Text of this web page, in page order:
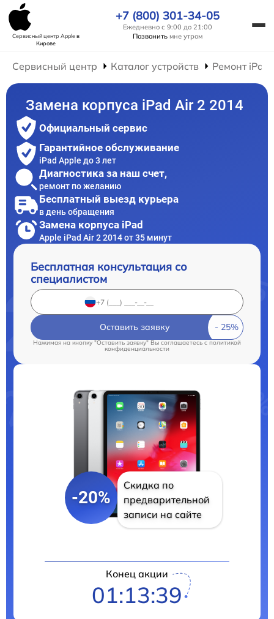
Сервисный центр Appleв
Кирове
+7 (800) 301-34-05
Ежедневно с 9:00 до 21:00
Позвонить мне утром
Сервисный центр Каталог устройств Ремонт iPad
Замена корпуса iPad Air 2 2014
Официальный сервис
Гарантийное обслуживание
iPad Apple до 3 лет
Диагностика за наш счет,
ремонт по желанию
Бесплатный выезд курьера
в день обращения
Замена корпуса iPad
Apple iPad Air 2 2014 от 35 минут
Бесплатная консультация со
специалистом
Оставить заявку
Нажимая на кнопку "Оставить заявку" Вы соглашаетесь cполитикой
конфиденциальности
-20%
Скидка по
предварительной
записи на сайте
Конец акции
01:13:38